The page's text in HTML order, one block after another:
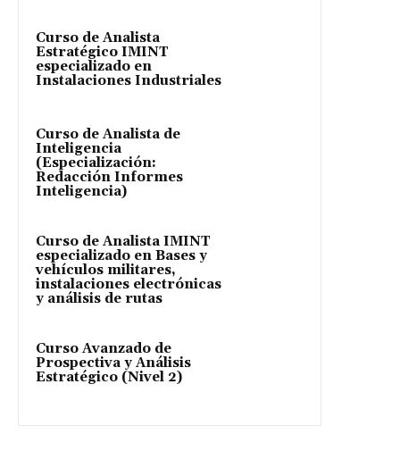
Curso de Analista
Estratégico IMINT
especializado en
Instalaciones Industriales
Curso de Analista de
Inteligencia
(Especialización:
Redacción Informes
Inteligencia)
Curso de Analista IMINT
especializado en Bases y
vehículos militares,
instalaciones electrónicas
y análisis de rutas
Curso Avanzado de
Prospectiva y Análisis
Estratégico (Nivel 2)